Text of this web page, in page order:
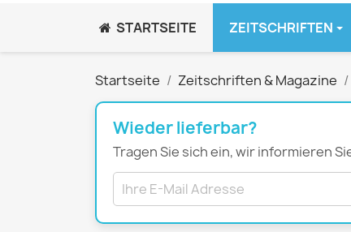
STARTSEITE ZEITSCHRIFTEN
JUGEND
BRAVO
BRAVO
hey!
POP Rocky
Startseite Zeitschriften & Magazine
Wieder lieferbar?
Tragen Sie sich ein, wir informieren